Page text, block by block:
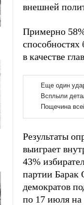
внешней
Примерно
в качестве
Результаты
выиграет
43%
партии Барак
демократов
по 17 июля на